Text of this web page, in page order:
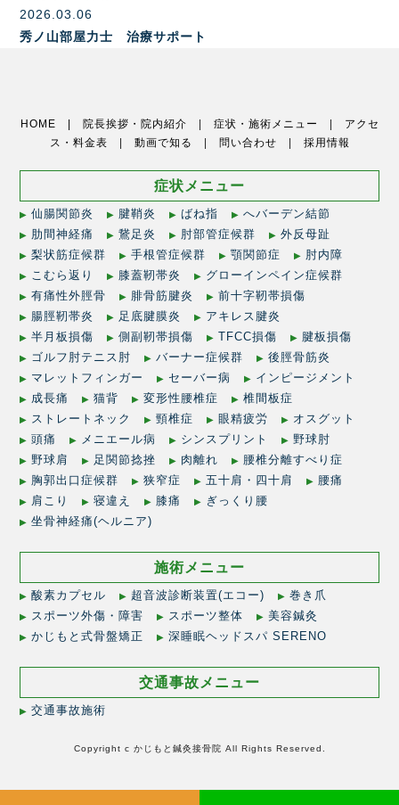
2026.03.06
秀ノ山部屋力士 治療サポート
HOME | 院長挨拶・院内紹介 症状・施術メニュー
アクセ
ス・料金表
動画で知る 問い合わせ 採用情報
症状メニュー
仙腸関節炎 腱鞘炎 ばね指
へバーデン結節
肋間神経痛
鵞足炎 肘部管症候群
外反母趾
梨状筋症候群
手根管症候群 顎関節症
肘内障
こむら返り
膝蓋靭帯炎
グローインペイン症候群
有痛性外脛骨
腓骨筋腱炎
前十字靭帯損傷
腸脛靭帯炎
足底腱膜炎
アキレス腱炎
半月板損傷
側副靭帯損傷 TFCC損傷
腱板損傷
ゴルフ肘テニス肘
バーナー症候群
後脛骨筋炎
マレットフィンガー
セーバー病
インピージメント
成長痛
猫背 変形性腰椎症
椎間板症
ストレートネック
頸椎症 眼精疲労
オスグット
頭痛
メニエール病 シンスプリント
野球肘
野球肩
足関節捻挫 肉離れ
腰椎分離すべり症
胸郭出口症候群
狭窄症 五十肩・四十肩
腰痛
肩こり
寝違え 膝痛
ぎっくり腰
坐骨神経痛(ヘルニア)
施術メニュー
酸素カプセル 超音波診断装置(エコー)
巻き爪
スポーツ外傷・障害
スポーツ整体
美容鍼灸
かじもと式骨盤矯正
深睡眠ヘッドスパ SERENO
交通事故メニュー
交通事故施術
Copyright c かじもと鍼灸接骨院 All Rights Reserved.